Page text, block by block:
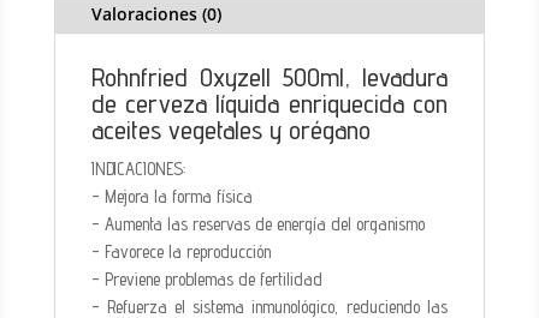
orégano)
cantidad
Valoraciones (0)
Rohnfried Oxyzell 500ml, levadura
de cerveza líquida enriquecida con
aceites vegetales y orégano
INDICACIONES:
- Mejora la forma física
- Aumenta las reservas de energía del organismo
- Favorece la reproducción
- Previene problemas de fertilidad
- Refuerza el sistema inmunológico, reduciendo las